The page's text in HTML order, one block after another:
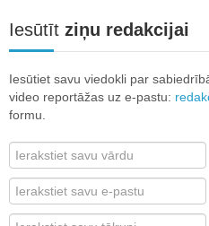
Iesūtīt ziņu redakcijai
Iesūtiet savu viedokli par
video reportāžas uz e-pastu:
formu.